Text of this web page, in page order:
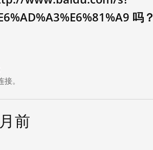
吗？
。
前